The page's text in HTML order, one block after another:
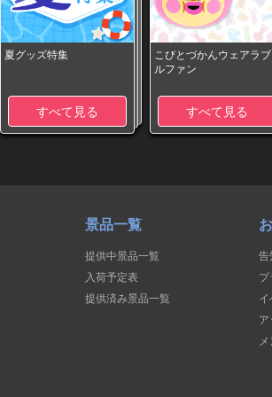
夏グッズ特集
すべて見る
こびとづかんウェアラブ
ルファン
すべて見る
景品一覧
提供中景品一覧
入荷予定表
提供済み景品一覧
告
プ
イ
ア